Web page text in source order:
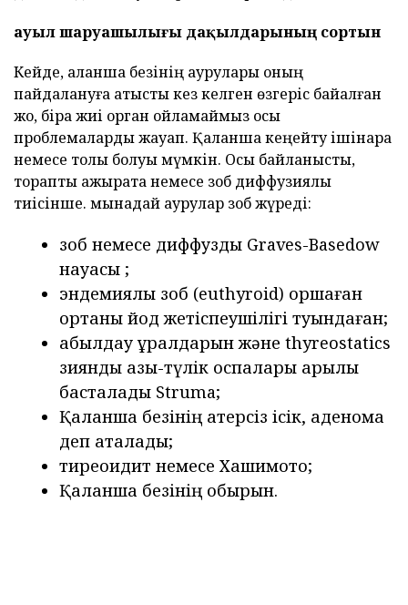
ауыл шаруашылығы дақылдарының сортын
Кейде, қалқанша безінің аурулары оның
пайдалануға қатысты кез келген өзгеріс байқалған
жоқ, бірақ жиі орган ойламаймыз осы
проблемаларды жауап. Қалқанша кеңейту ішінара
немесе толық болуы мүмкін. Осы байланысты,
тораптық ажырата немесе зоб диффузиялық
тиісінше. мынадай аурулар зоб жүреді:
зоб немесе диффузды Graves-Basedow
науқасы ;
эндемиялық зоб (euthyroid) қоршаған
ортаны йод жетіспеушілігі туындаған;
қабылдау құралдарын және thyreostatics
зиянды азық-түлік қоспалары арқылы
басталады Struma;
Қалқанша безінің қатерсіз ісік, аденома
деп аталады;
тиреоидит немесе Хашимото;
Қалқанша безінің обырын.